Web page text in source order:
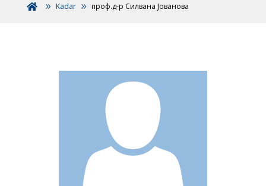
 Kadar проф.д-р Силвана Јованова